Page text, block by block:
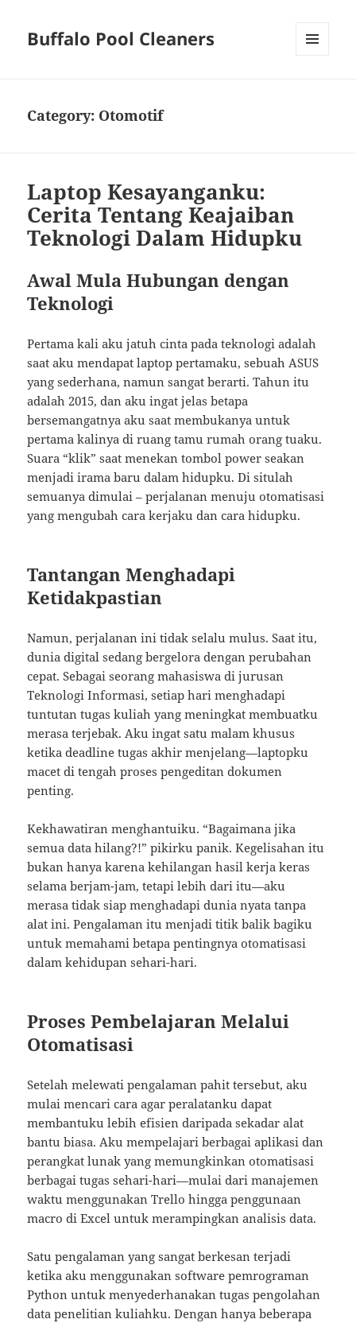
Buffalo Pool Cleaners
Category: Otomotif
Laptop Kesayanganku:
Cerita Tentang Keajaiban
Teknologi Dalam Hidupku
Awal Mula Hubungan dengan
Teknologi
Pertama kali aku jatuh cinta pada teknologi adalah
saat aku mendapat laptop pertamaku, sebuah ASUS
yang sederhana, namun sangat berarti. Tahun itu
adalah 2015, dan aku ingat jelas betapa
bersemangatnya aku saat membukanya untuk
pertama kalinya di ruang tamu rumah orang tuaku.
Suara “klik” saat menekan tombol power seakan
menjadi irama baru dalam hidupku. Di situlah
semuanya dimulai – perjalanan menuju otomatisasi
yang mengubah cara kerjaku dan cara hidupku.
Tantangan Menghadapi
Ketidakpastian
Namun, perjalanan ini tidak selalu mulus. Saat itu,
dunia digital sedang bergelora dengan perubahan
cepat. Sebagai seorang mahasiswa di jurusan
Teknologi Informasi, setiap hari menghadapi
tuntutan tugas kuliah yang meningkat membuatku
merasa terjebak. Aku ingat satu malam khusus
ketika deadline tugas akhir menjelang—laptopku
macet di tengah proses pengeditan dokumen
penting.
Kekhawatiran menghantuiku. “Bagaimana jika
semua data hilang?!” pikirku panik. Kegelisahan itu
bukan hanya karena kehilangan hasil kerja keras
selama berjam-jam, tetapi lebih dari itu—aku
merasa tidak siap menghadapi dunia nyata tanpa
alat ini. Pengalaman itu menjadi titik balik bagiku
untuk memahami betapa pentingnya otomatisasi
dalam kehidupan sehari-hari.
Proses Pembelajaran Melalui
Otomatisasi
Setelah melewati pengalaman pahit tersebut, aku
mulai mencari cara agar peralatanku dapat
membantuku lebih efisien daripada sekadar alat
bantu biasa. Aku mempelajari berbagai aplikasi dan
perangkat lunak yang memungkinkan otomatisasi
berbagai tugas sehari-hari—mulai dari manajemen
waktu menggunakan Trello hingga penggunaan
macro di Excel untuk merampingkan analisis data.
Satu pengalaman yang sangat berkesan terjadi
ketika aku menggunakan software pemrograman
Python untuk menyederhanakan tugas pengolahan
data penelitian kuliahku. Dengan hanya beberapa